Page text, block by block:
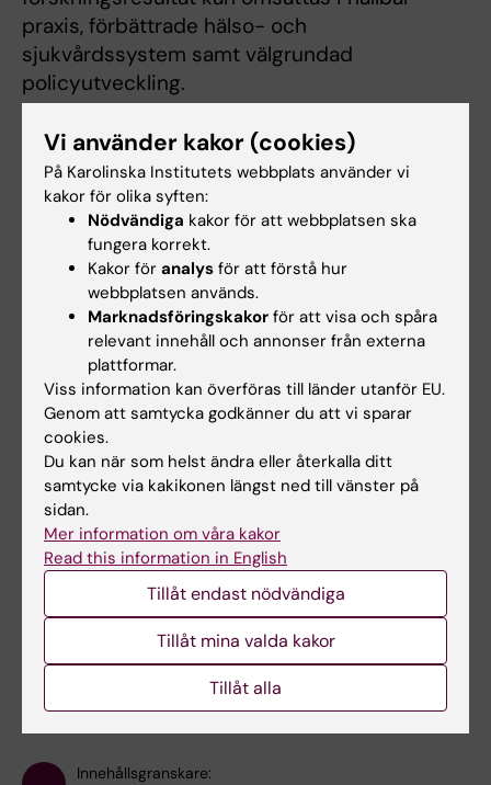
praxis, förbättrade hälso- och
sjukvårdssystem samt välgrundad
policyutveckling.
Genom nära samarbete med, och aktiv
involvering av, berörda aktörer och ett tydligt
fokus på tillgänglighet arbetar vi för att
övervinna hinder, stärka vårdprocesser och
utveckla verkningsfulla, evidensbaserade
strategier som gynnar personer med
neurologiska sjukdomar. Vi strävar inte bara
efter att förbättra hälso- och sjukvården, utan
också efter att omdefiniera vad som är möjligt
för personer som lever med komplexa
neurologiska tillstånd.
Mer information om vår forskargrupp finns på
denengelska sidan.
Forskningsområden:
Neurologi
Neurovetenskaper
Innehållsgranskare:
Vi använder kakor (cookies)
På Karolinska Institutets webbplats använder vi
kakor för olika syften:
Nödvändiga kakor för att webbplatsen ska
fungera korrekt.
Kakor för analys för att förstå hur
webbplatsen används.
Marknadsföringskakor för att visa och spåra
relevant innehåll och annonser från externa
plattformar.
Viss information kan överföras till länder utanför EU.
Genom att samtycka godkänner du att vi sparar
cookies.
Du kan när som helst ändra eller återkalla ditt
samtycke via kakikonen längst ned till vänster på
sidan.
Mer information om våra kakor
Read this information in English
Tillåt endast nödvändiga
Tillåt mina valda kakor
Tillåt alla